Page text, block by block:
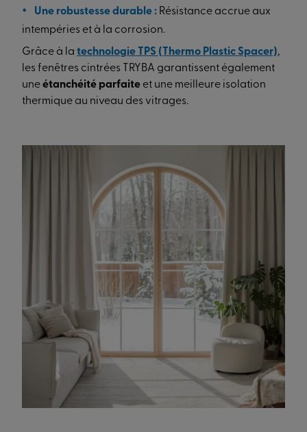
Une robustesse durable : Résistance accrue aux
intempéries et à la corrosion.
Grâce à la technologie TPS (Thermo Plastic Spacer),
les fenêtres cintrées TRYBA garantissent également
uneétanchéité parfaite et une meilleure isolation
thermique au niveau des vitrages.